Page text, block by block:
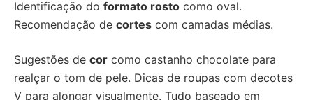
Identificação do formato rosto como oval.
Recomendação de cortes com camadas médias.
Sugestões de cor como castanho chocolate para
realçar o tom de pele. Dicas de roupas com decotes
V para alongar visualmente. Tudo baseado em